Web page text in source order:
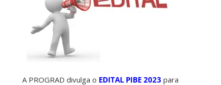
A PROGRAD divulga o EDITAL PIBE 2023 para